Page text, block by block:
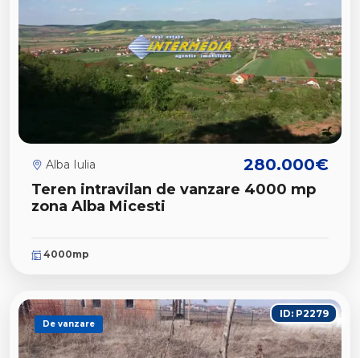
Teren intravilan de vanzare 4000 mp
zona Alba Micesti
Alba Iulia 280.000€
4000mp
De vanzare
ID: P2279